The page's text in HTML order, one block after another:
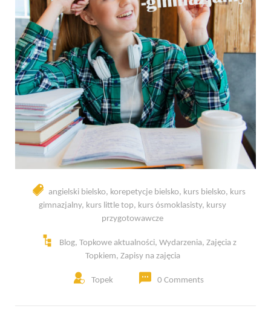
angielski bielsko, korepetycje bielsko, kurs bielsko, kurs
gimnazjalny, kurs little top, kurs ósmoklasisty, kursy
przygotowawcze
Blog, Topkowe aktualności, Wydarzenia, Zajęcia z
Topkiem, Zapisy na zajęcia
Topek 0 Comments